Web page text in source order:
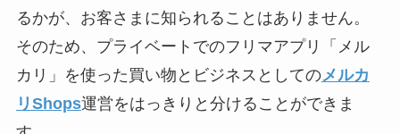
るかが、お客さまに知られることはありません。
そのため、プライベートでのフリマアプリ「メル
カリ」を使った買い物とビジネスとしてのメルカ
リShops運営をはっきりと分けることができま